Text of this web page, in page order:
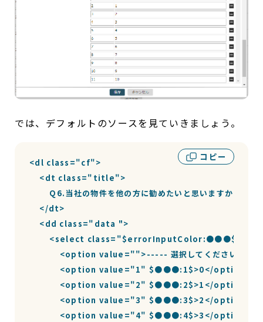
では、デフォルトのソースを見ていきましょう。
コピー
<dl class="cf">
    <dt class="title">
Q6.当社の物件を他の方に勧めたいと思いますか？【
    </dt>
    <dd class="data ">
<select class="$errorInputColor:●●●$"
<option value="">----- 選択してください
            <option value="1" $●●●:1$>0</option>
            <option value="2" $●●●:2$>1</option>
            <option value="3" $●●●:3$>2</option>
            <option value="4" $●●●:4$>3</option>